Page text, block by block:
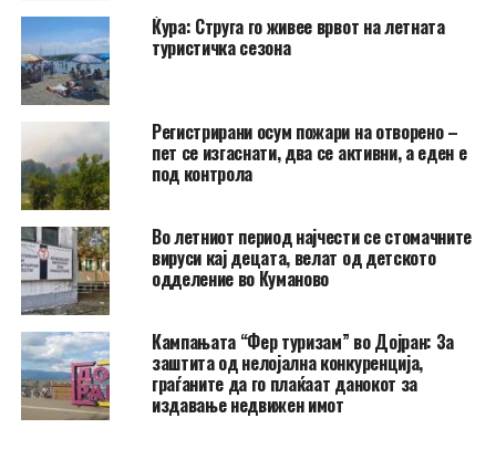
Ќура: Струга го живее врвот на летната
туристичка сезона
Регистрирани осум пожари на отворено –
пет се изгаснати, два се активни, а еден е
под контрола
Во летниот период најчести се стомачните
вируси кај децата, велат од детското
одделение во Куманово
Кампањата “Фер туризам” во Дојран: За
заштита од нелојална конкуренција,
граѓаните да го плаќаат данокот за
издавање недвижен имот